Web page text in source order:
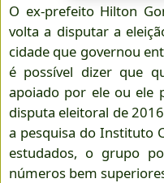
O ex-prefeito Hilton
volta a disputar a
cidade que governou
é possível dizer que
apoiado por ele ou ele
disputa eleitoral de
a pesquisa do Instituto
estudados, o grupo
números bem